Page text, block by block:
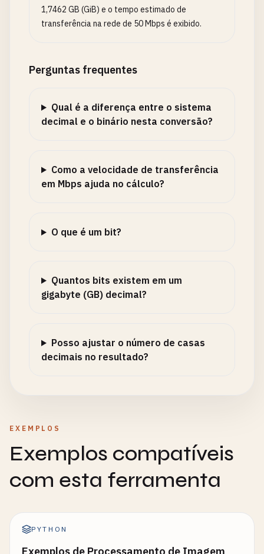
1,7462 GB (GiB) e o tempo estimado de
transferência na rede de 50 Mbps é exibido.
Perguntas frequentes
Qual é a diferença entre o sistema
decimal e o binário nesta conversão?
Como a velocidade de transferência
em Mbps ajuda no cálculo?
O que é um bit?
Quantos bits existem em um
gigabyte (GB) decimal?
Posso ajustar o número de casas
decimais no resultado?
EXEMPLOS
Exemplos compatíveis
com esta ferramenta
PYTHON